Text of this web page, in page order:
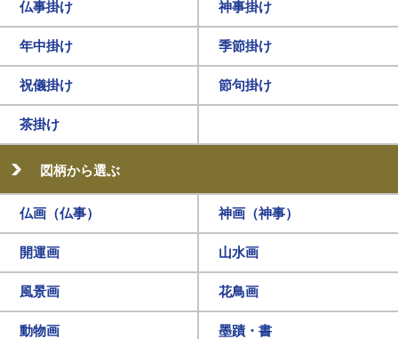
仏事掛け 神事掛け
年中掛け 季節掛け
祝儀掛け 節句掛け
茶掛け
図柄から選ぶ
仏画（仏事） 神画（神事）
開運画 山水画
風景画 花鳥画
動物画 墨蹟・書